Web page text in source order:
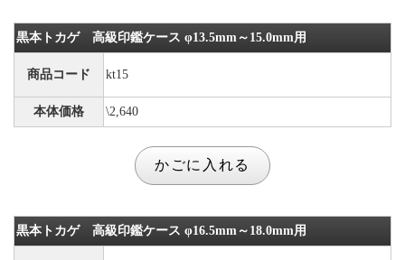
黒本トカゲ 高級印鑑ケース φ13.5mm～15.0mm用
商品コード kt15
本体価格 \2,640
黒本トカゲ 高級印鑑ケース φ16.5mm～18.0mm用